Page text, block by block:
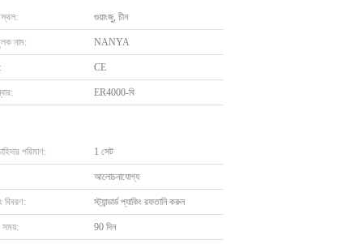
গুয়াংজু, চীন
নাম: NANYA
CE
ER4000-বি
পরিমাণ: 1 সেট
আলোচনাযোগ্য
বিবরণ: স্ট্যান্ডার্ড প্যাকিং রফতানি করুন
সময়: 90 দিন